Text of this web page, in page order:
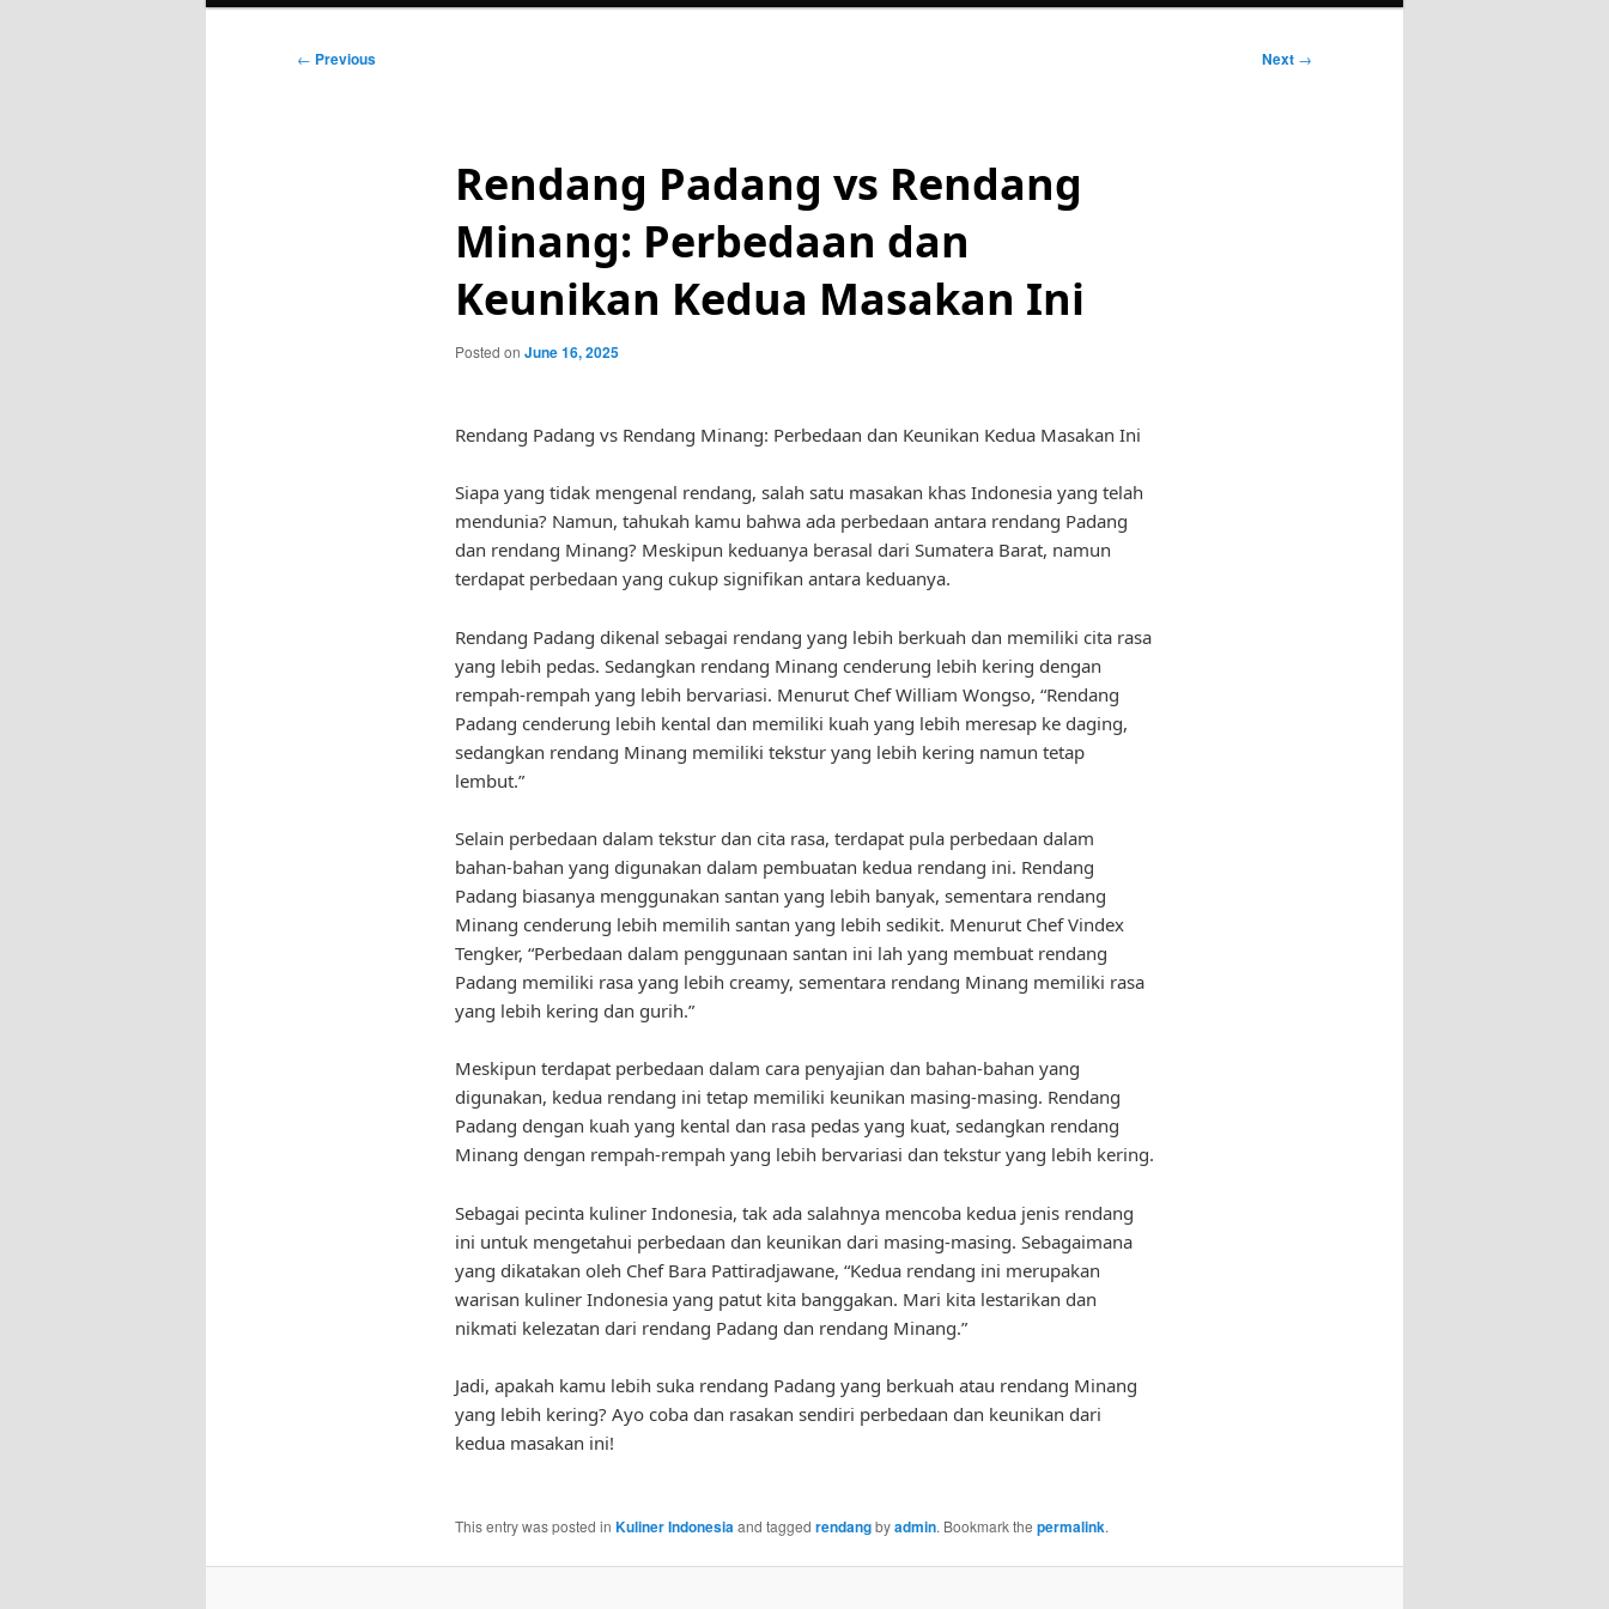
Post
← Previous Next →
Rendang Padang vs Rendang
Minang: Perbedaan dan
Keunikan Kedua Masakan Ini
Posted on June 16, 2025
Rendang Padang vs Rendang Minang: Perbedaan dan Keunikan Kedua Masakan Ini
Siapa yang tidak mengenal rendang, salah satu masakan khas Indonesia yang telah
mendunia? Namun, tahukah kamu bahwa ada perbedaan antara rendang Padang
dan rendang Minang? Meskipun keduanya berasal dari Sumatera Barat, namun
terdapat perbedaan yang cukup signifikan antara keduanya.
Rendang Padang dikenal sebagai rendang yang lebih berkuah dan memiliki cita rasa
yang lebih pedas. Sedangkan rendang Minang cenderung lebih kering dengan
rempah-rempah yang lebih bervariasi. Menurut Chef William Wongso, “Rendang
Padang cenderung lebih kental dan memiliki kuah yang lebih meresap ke daging,
sedangkan rendang Minang memiliki tekstur yang lebih kering namun tetap
lembut.”
Selain perbedaan dalam tekstur dan cita rasa, terdapat pula perbedaan dalam
bahan-bahan yang digunakan dalam pembuatan kedua rendang ini. Rendang
Padang biasanya menggunakan santan yang lebih banyak, sementara rendang
Minang cenderung lebih memilih santan yang lebih sedikit. Menurut Chef Vindex
Tengker, “Perbedaan dalam penggunaan santan ini lah yang membuat rendang
Padang memiliki rasa yang lebih creamy, sementara rendang Minang memiliki rasa
yang lebih kering dan gurih.”
Meskipun terdapat perbedaan dalam cara penyajian dan bahan-bahan yang
digunakan, kedua rendang ini tetap memiliki keunikan masing-masing. Rendang
Padang dengan kuah yang kental dan rasa pedas yang kuat, sedangkan rendang
Minang dengan rempah-rempah yang lebih bervariasi dan tekstur yang lebih kering.
Sebagai pecinta kuliner Indonesia, tak ada salahnya mencoba kedua jenis rendang
ini untuk mengetahui perbedaan dan keunikan dari masing-masing. Sebagaimana
yang dikatakan oleh Chef Bara Pattiradjawane, “Kedua rendang ini merupakan
warisan kuliner Indonesia yang patut kita banggakan. Mari kita lestarikan dan
nikmati kelezatan dari rendang Padang dan rendang Minang.”
Jadi, apakah kamu lebih suka rendang Padang yang berkuah atau rendang Minang
yang lebih kering? Ayo coba dan rasakan sendiri perbedaan dan keunikan dari
kedua masakan ini!
This entry was posted in Kuliner Indonesia and tagged rendangbyadmin. Bookmark the permalink.